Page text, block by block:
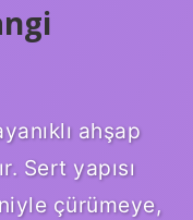
ahşap
Sert yapısı
çürümeye,